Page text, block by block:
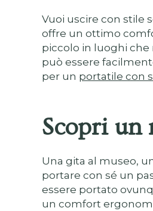
Vuoi uscire con stile
offre un ottimo
piccolo in luoghi che
può essere
per un portatile con
Scopri un
Una gita al museo,
portare con sé un
essere portato
un comfort